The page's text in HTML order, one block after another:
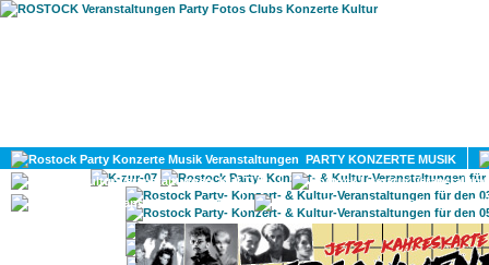
PARTY KONZERTE MUSIK
KULTUR
GAY